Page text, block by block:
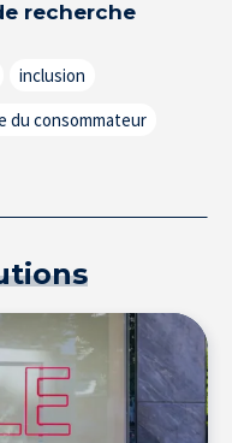
recherche
inclusion
du consommateur